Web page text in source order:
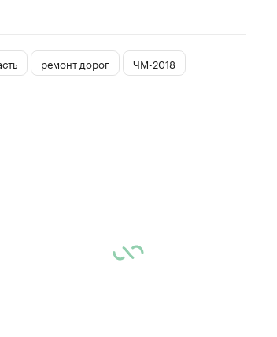
ремонт дорог ЧМ-2018